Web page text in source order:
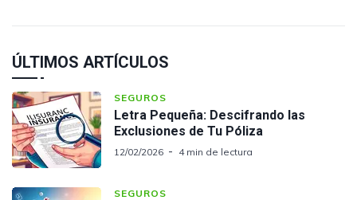
ÚLTIMOS ARTÍCULOS
SEGUROS
Letra Pequeña: Descifrando las
Exclusiones de Tu Póliza
12/02/2026 4 min de lectura
SEGUROS